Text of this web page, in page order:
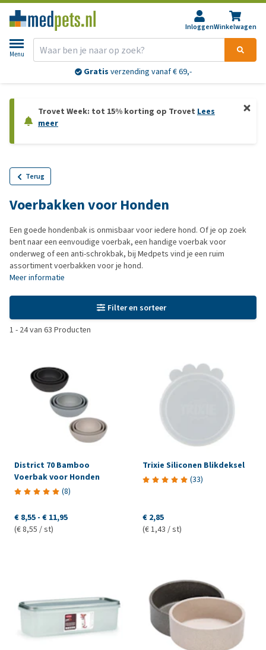
InloggenWinkelwagen
Menu
Gratis verzending vanaf € 69,-
Trovet Week: tot 15% korting op Trovet Lees
meer
Terug
Voerbakken voor Honden
Een goede hondenbak is onmisbaar voor iedere hond. Of je op zoek
bent naar een eenvoudige voerbak, een handige voerbak voor
onderweg of een anti-schrokbak, bij Medpets vind je een ruim
assortiment voerbakken voor je hond.
Meer informatie
Filter en sorteer
1 - 24van 63 Producten
District 70 Bamboo
Voerbak voor Honden
(8)
€ 8,55 - € 11,95
(€ 8,55 / st)
Trixie Siliconen Blikdeksel
(33)
€ 2,85
(€ 1,43 / st)